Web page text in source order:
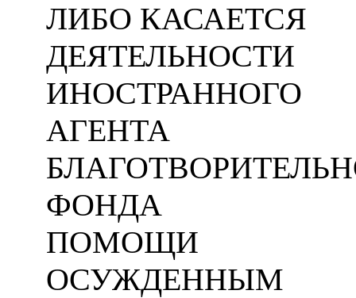
ЛИБО КАСАЕТСЯ
ДЕЯТЕЛЬНОСТИ
ИНОСТРАННОГО
АГЕНТА
ФОНДА
ПОМОЩИ
ОСУЖДЕННЫМ